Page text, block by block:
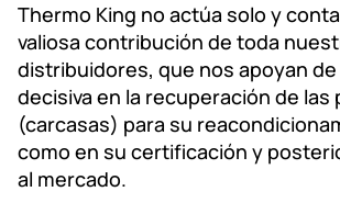
Thermo King no actúa solo y
valiosa contribución de toda
distribuidores, que nos apoyan
decisiva en la recuperación de las
(carcasas) para su
como en su certificación y
al mercado.